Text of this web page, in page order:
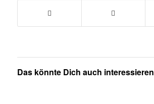
Das könnte Dich auch interessieren